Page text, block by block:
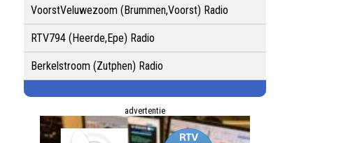
VoorstVeluwezoom (Brummen,Voorst) Radio
RTV794 (Heerde,Epe) Radio
Berkelstroom (Zutphen) Radio
advertentie